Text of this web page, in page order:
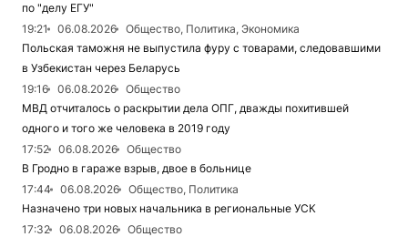
по "делу ЕГУ"
19:21
06.08.2026
Общество, Политика, Экономика
Польская таможня не выпустила фуру с товарами, следовавшими
в Узбекистан через Беларусь
19:16
06.08.2026
Общество
МВД отчиталось о раскрытии дела ОПГ, дважды похитившей
одного и того же человека в 2019 году
17:52
06.08.2026
Общество
В Гродно в гараже взрыв, двое в больнице
17:44
06.08.2026
Общество, Политика
Назначено три новых начальника в региональные УСК
17:32
06.08.2026
Общество